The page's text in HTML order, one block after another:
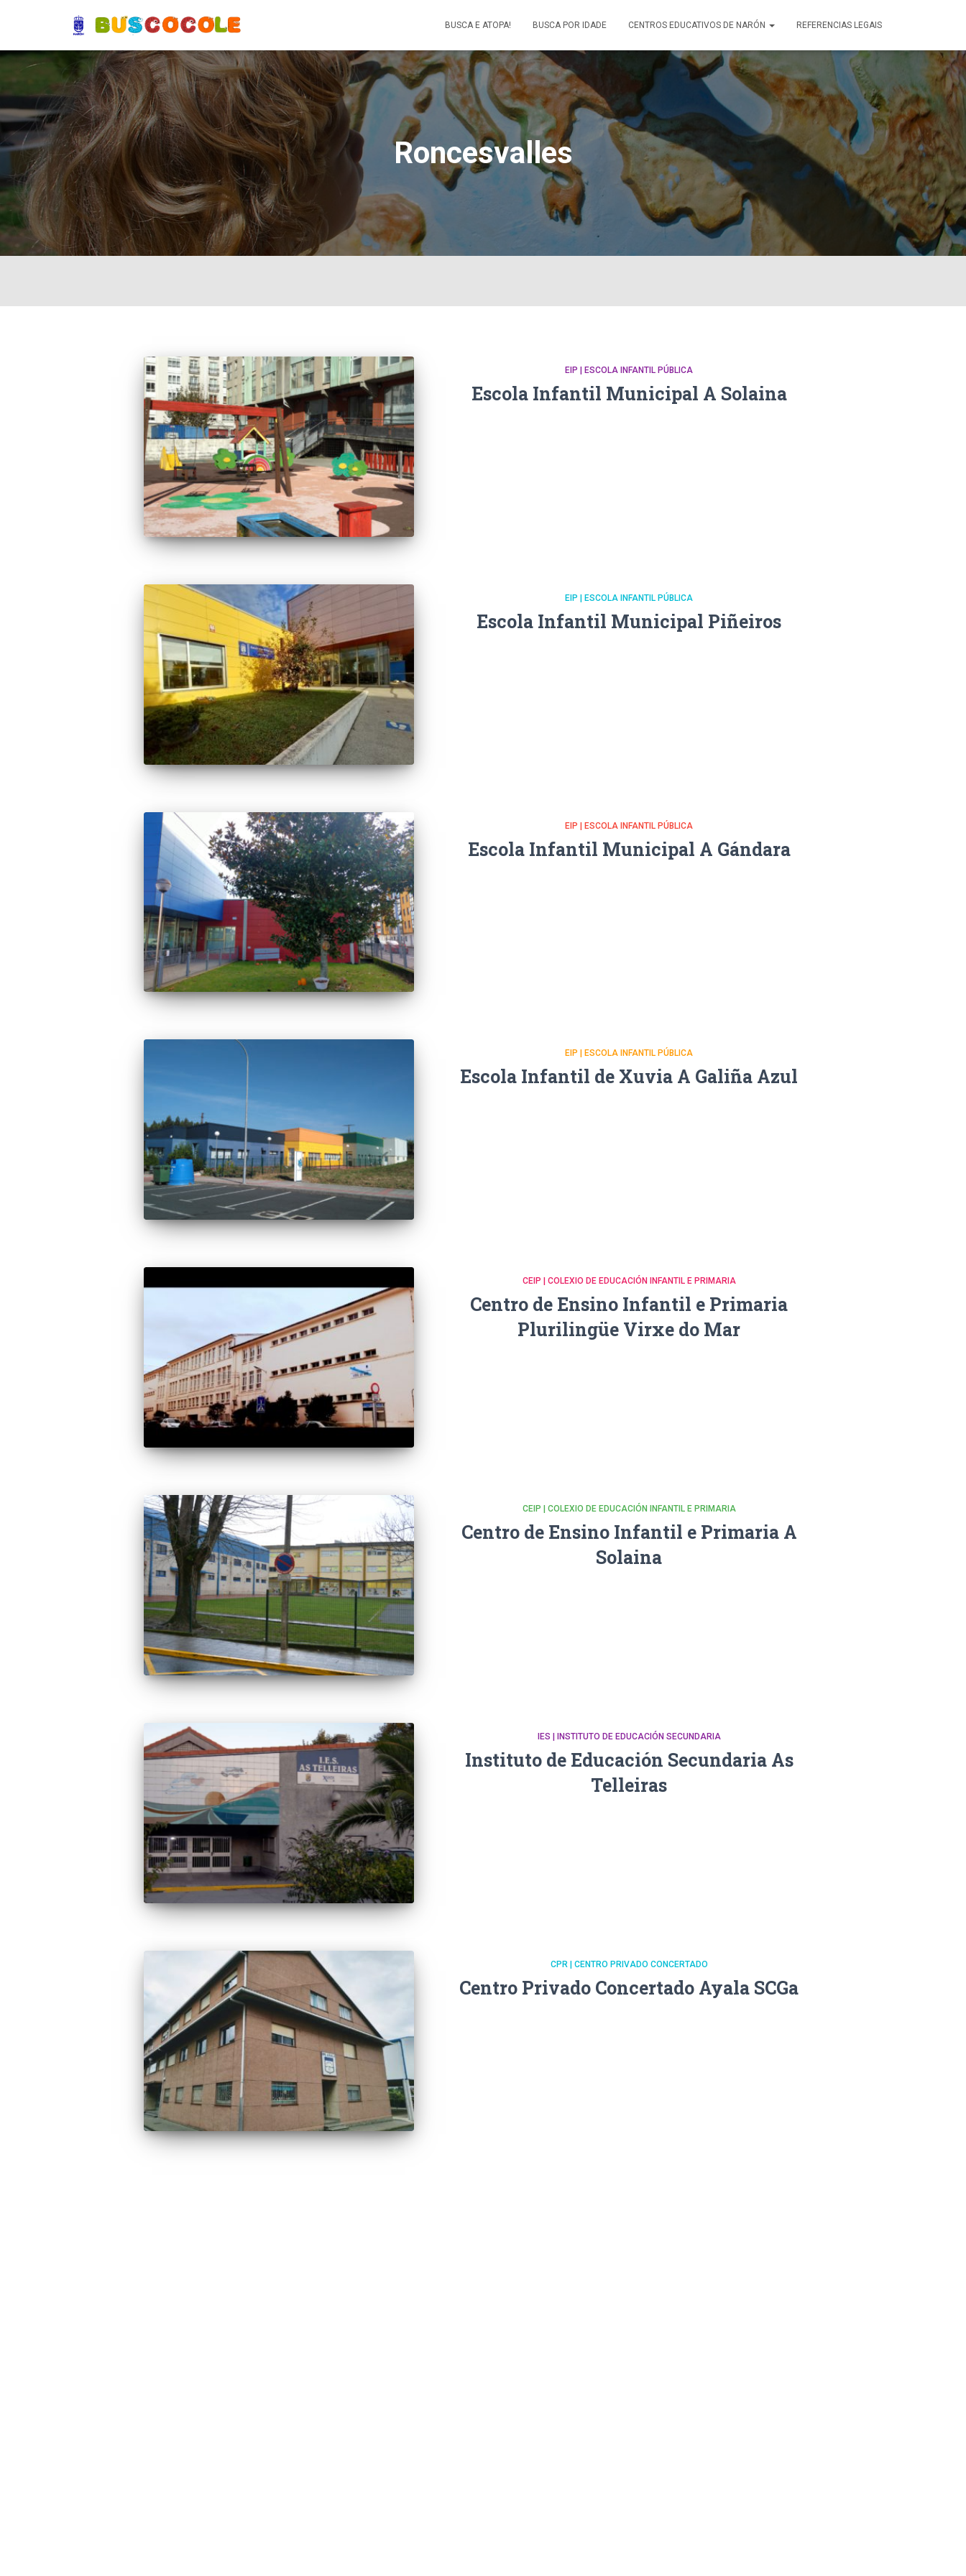
BUSCA E ATOPA! BUSCA POR IDADE CENTROS EDUCATIVOS DE NARÓN REFERENCIAS LEGAIS
Roncesvalles
EIP | ESCOLA INFANTIL PÚBLICA
Escola Infantil Municipal A Solaina
EIP | ESCOLA INFANTIL PÚBLICA
Escola Infantil Municipal Piñeiros
EIP | ESCOLA INFANTIL PÚBLICA
Escola Infantil Municipal A Gándara
EIP | ESCOLA INFANTIL PÚBLICA
Escola Infantil de Xuvia A Galiña Azul
CEIP | COLEXIO DE EDUCACIÓN INFANTIL E PRIMARIA
Centro de Ensino Infantil e Primaria
Plurilingüe Virxe do Mar
CEIP | COLEXIO DE EDUCACIÓN INFANTIL E PRIMARIA
Centro de Ensino Infantil e Primaria A
Solaina
IES | INSTITUTO DE EDUCACIÓN SECUNDARIA
Instituto de Educación Secundaria As
Telleiras
CPR | CENTRO PRIVADO CONCERTADO
Centro Privado Concertado Ayala SCGa